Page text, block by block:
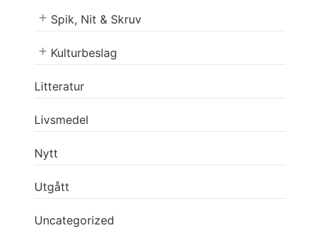
Spik, Nit & Skruv
Kulturbeslag
Litteratur
Livsmedel
Nytt
Utgått
Uncategorized